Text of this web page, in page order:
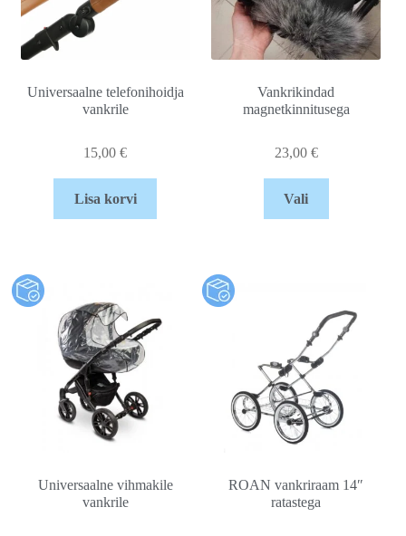
Universaalne telefonihoidja
vankrile
15,00€
Lisa korvi
Vankrikindad
magnetkinnitusega
23,00 €
Vali
Universaalne vihmakile
vankrile
ROAN vankriraam 14″
ratastega